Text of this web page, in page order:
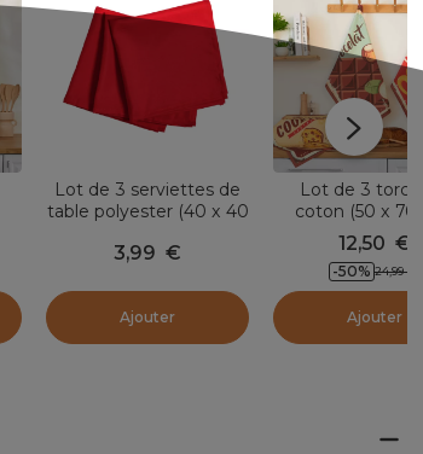
Lot de 3 serviettes de
table polyester (40 x 40
3,99 €
Ajouter
Lot de 3
coton (50 x 70
Cocoa12,50 €
-50% 24,99
Ajouter